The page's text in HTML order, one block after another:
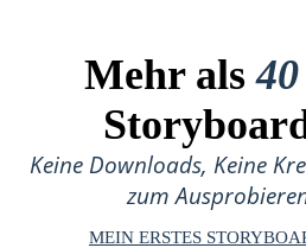
Mehr als
Keine Downloads, Keine
zum
MEIN ERSTES